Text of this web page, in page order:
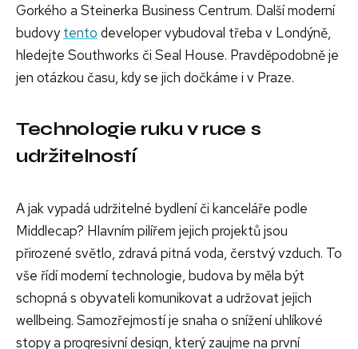
Gorkého a Steinerka Business Centrum. Další moderní
budovytento developer vybudoval třeba v Londýně,
hledejte Southworks či Seal House. Pravděpodobně je
jen otázkou času, kdy se jich dočkáme i v Praze.
Technologie ruku v ruce s
udržitelností
A jak vypadá udržitelné bydlení či kanceláře podle
Middlecap? Hlavním pilířem jejich projektů jsou
přirozené světlo, zdravá pitná voda, čerstvý vzduch. To
vše řídí moderní technologie, budova by měla být
schopná s obyvateli komunikovat a udržovat jejich
wellbeing. Samozřejmostí je snaha o snížení uhlíkové
stopy a progresivní design, který zaujme na první